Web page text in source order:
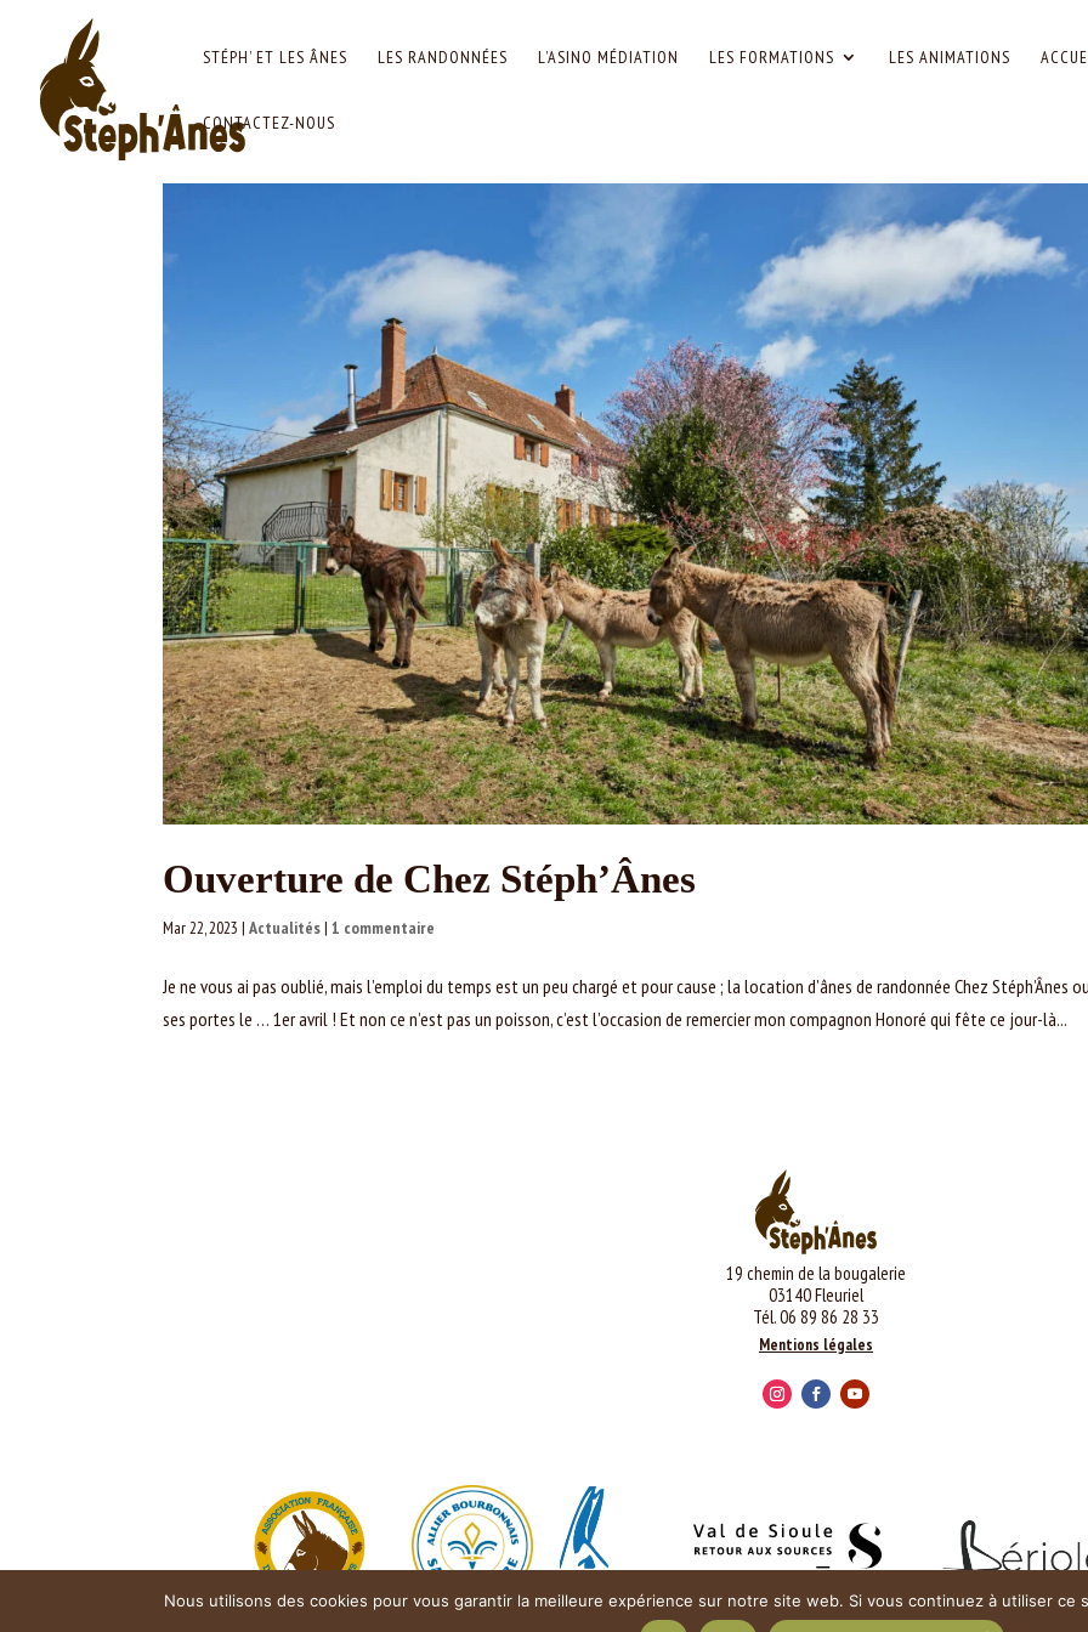
STÉPH’ ET LES ÂNES LES RANDONNÉES L’ASINO MÉDIATION LES FORMATIONS LES ANIMATIONS
CONTACTEZ-NOUS
Ouverture de Chez Stéph’Ânes
Mar 22, 2023 |Actualités|1 commentaire
Je ne vous ai pas oublié, mais l’emploi du temps est un peu chargé et pour cause ; la location d’ânes de randonnée Chez Stéph’Ânes
ses portes le … 1er avril ! Et non ce n’est pas un poisson, c’est l’occasion de remercier mon compagnon Honoré qui fête ce jour-là...
19 chemin de la bougalerie
03140 Fleuriel
Tél. 06 89 86 28 33
Mentions légales
Nous utilisons des cookies pour vous garantir la meilleure expérience sur notre site web. Si vous continuez à utiliser